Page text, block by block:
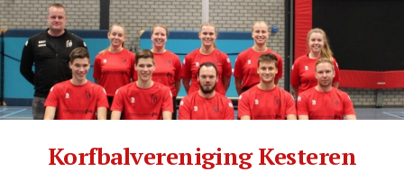
Korfbalvereniging Kesteren